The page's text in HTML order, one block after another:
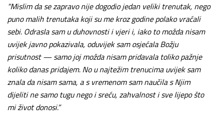
“Mislim da se zapravo nije dogodio jedan veliki trenutak, nego
puno malih trenutaka koji su me kroz godine polako vraćali
sebi. Odrasla sam u duhovnosti i vjeri i, iako to možda nisam
uvijek javno pokazivala, oduvijek sam osjećala Božju
prisutnost — samo joj možda nisam pridavala toliko pažnje
koliko danas pridajem. No u najtežim trenucima uvijek sam
znala da nisam sama, a s vremenom sam naučila s Njim
dijeliti ne samo tugu nego i sreću, zahvalnost i sve lijepo što
mi život donosi.”